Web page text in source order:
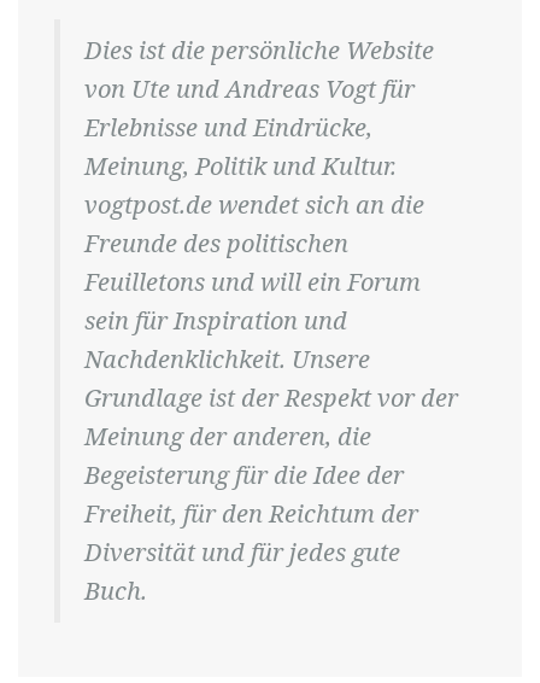
Dies ist die persönliche Website
von Ute und Andreas Vogt für
Erlebnisse und Eindrücke,
Meinung, Politik und Kultur.
vogtpost.de wendet sich an die
Freunde des politischen
Feuilletons und will ein Forum
sein für Inspiration und
Nachdenklichkeit. Unsere
Grundlage ist der Respekt vor der
Meinung der anderen, die
Begeisterung für die Idee der
Freiheit, für den Reichtum der
Diversität und für jedes gute
Buch.